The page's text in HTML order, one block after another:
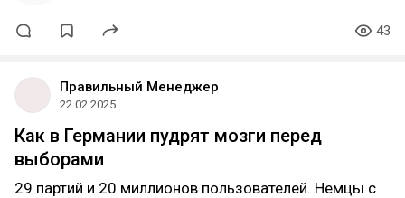
43
Правильный Менеджер
22.02.2025
Как в Германии пудрят мозги перед
выборами
29 партий и 20 миллионов пользователей. Немцы с